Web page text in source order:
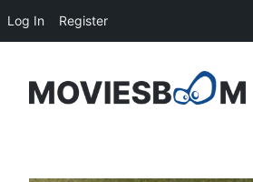
content
Log In Register